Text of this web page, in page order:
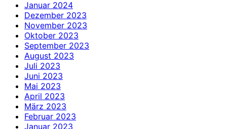
Januar 2024
Dezember 2023
November 2023
Oktober 2023
September 2023
August 2023
Juli 2023
Juni 2023
Mai 2023
April 2023
März 2023
Februar 2023
Januar 2023